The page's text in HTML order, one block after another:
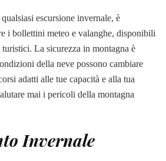
escursione invernale, è
i bollettini meteo e valanghe, disponibili
La sicurezza in montagna è
della neve possono cambiare
adatti alle tue capacità e alla tua
mai i pericoli della montagna
Invernale